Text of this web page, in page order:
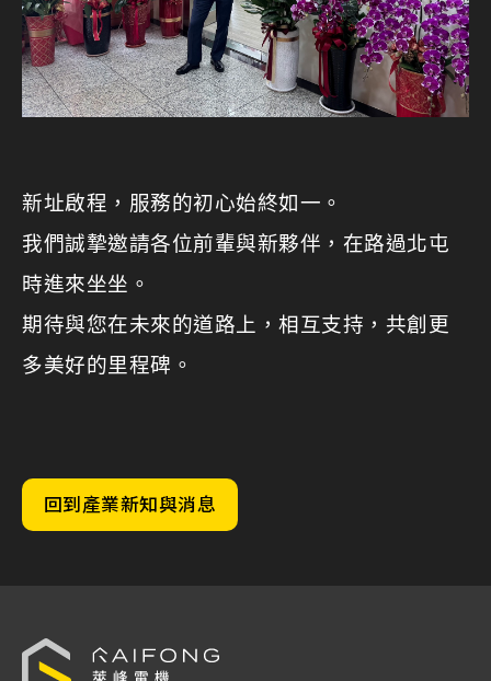
新址啟程，服務的初心始終如一。
我們誠摯邀請各位前輩與新夥伴，在路過北屯
時進來坐坐。
期待與您在未來的道路上，相互支持，共創更
多美好的里程碑。
回到產業新知與消息